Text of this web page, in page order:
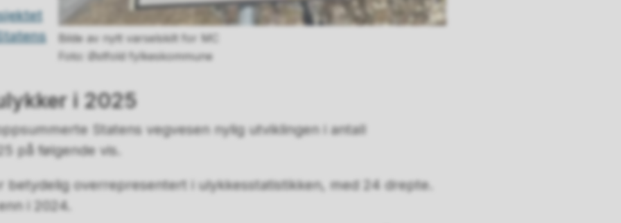
Bilde av nytt varselskilt for MC
Østfold fylkeskommune
i 2025
Statens vegvesen nylig utviklingen i antall
på følgende vis.
betydelig overrepresentert i ulykkesstatistikken, med 24 drepte.
i 2024.